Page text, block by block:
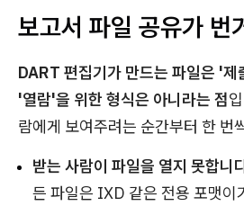
보고서 파일 공유가 번
DART 편집기가 만드는 파일은 '제
'열람'을 위한 형식은 아니라는 점
람에게 보여주려는 순간부터 한 번
받는 사람이 파일을 열지 못합니
든 파일은 IXD 같은 전용 포맷이